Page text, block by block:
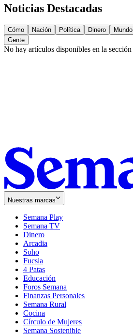
Noticias Destacadas
Cómo Nación Política Dinero Mundo
Gente
No hay artículos disponibles en la sección
Nuestras marcas
Semana Play
Semana TV
Dinero
Arcadia
Soho
in
new
window
Fucsia
in
new
window
4 Patas
Educación
Foros Semana
Finanzas Personales
Semana Rural
Cocina
Círculo de Mujeres
Semana Sostenible